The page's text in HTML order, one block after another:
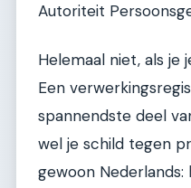
Autoriteit
Helemaal niet, als je
Een
spannendste deel
wel je schild tegen
gewoon Nederlands: